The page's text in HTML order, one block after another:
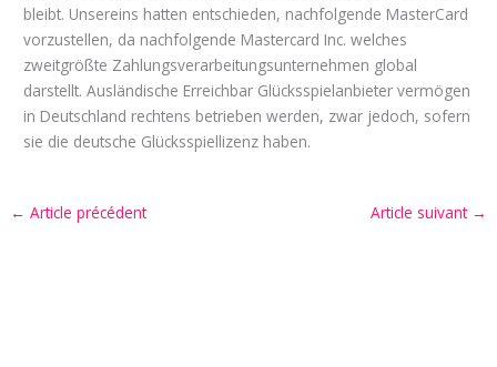
bleibt. Unsereins hatten entschieden, nachfolgende MasterCard
vorzustellen, da nachfolgende Mastercard Inc. welches
zweitgrößte Zahlungsverarbeitungsunternehmen global
darstellt. Ausländische Erreichbar Glücksspielanbieter vermögen
in Deutschland rechtens betrieben werden, zwar jedoch, sofern
sie die deutsche Glücksspiellizenz haben.
← Article précédent Article suivant →